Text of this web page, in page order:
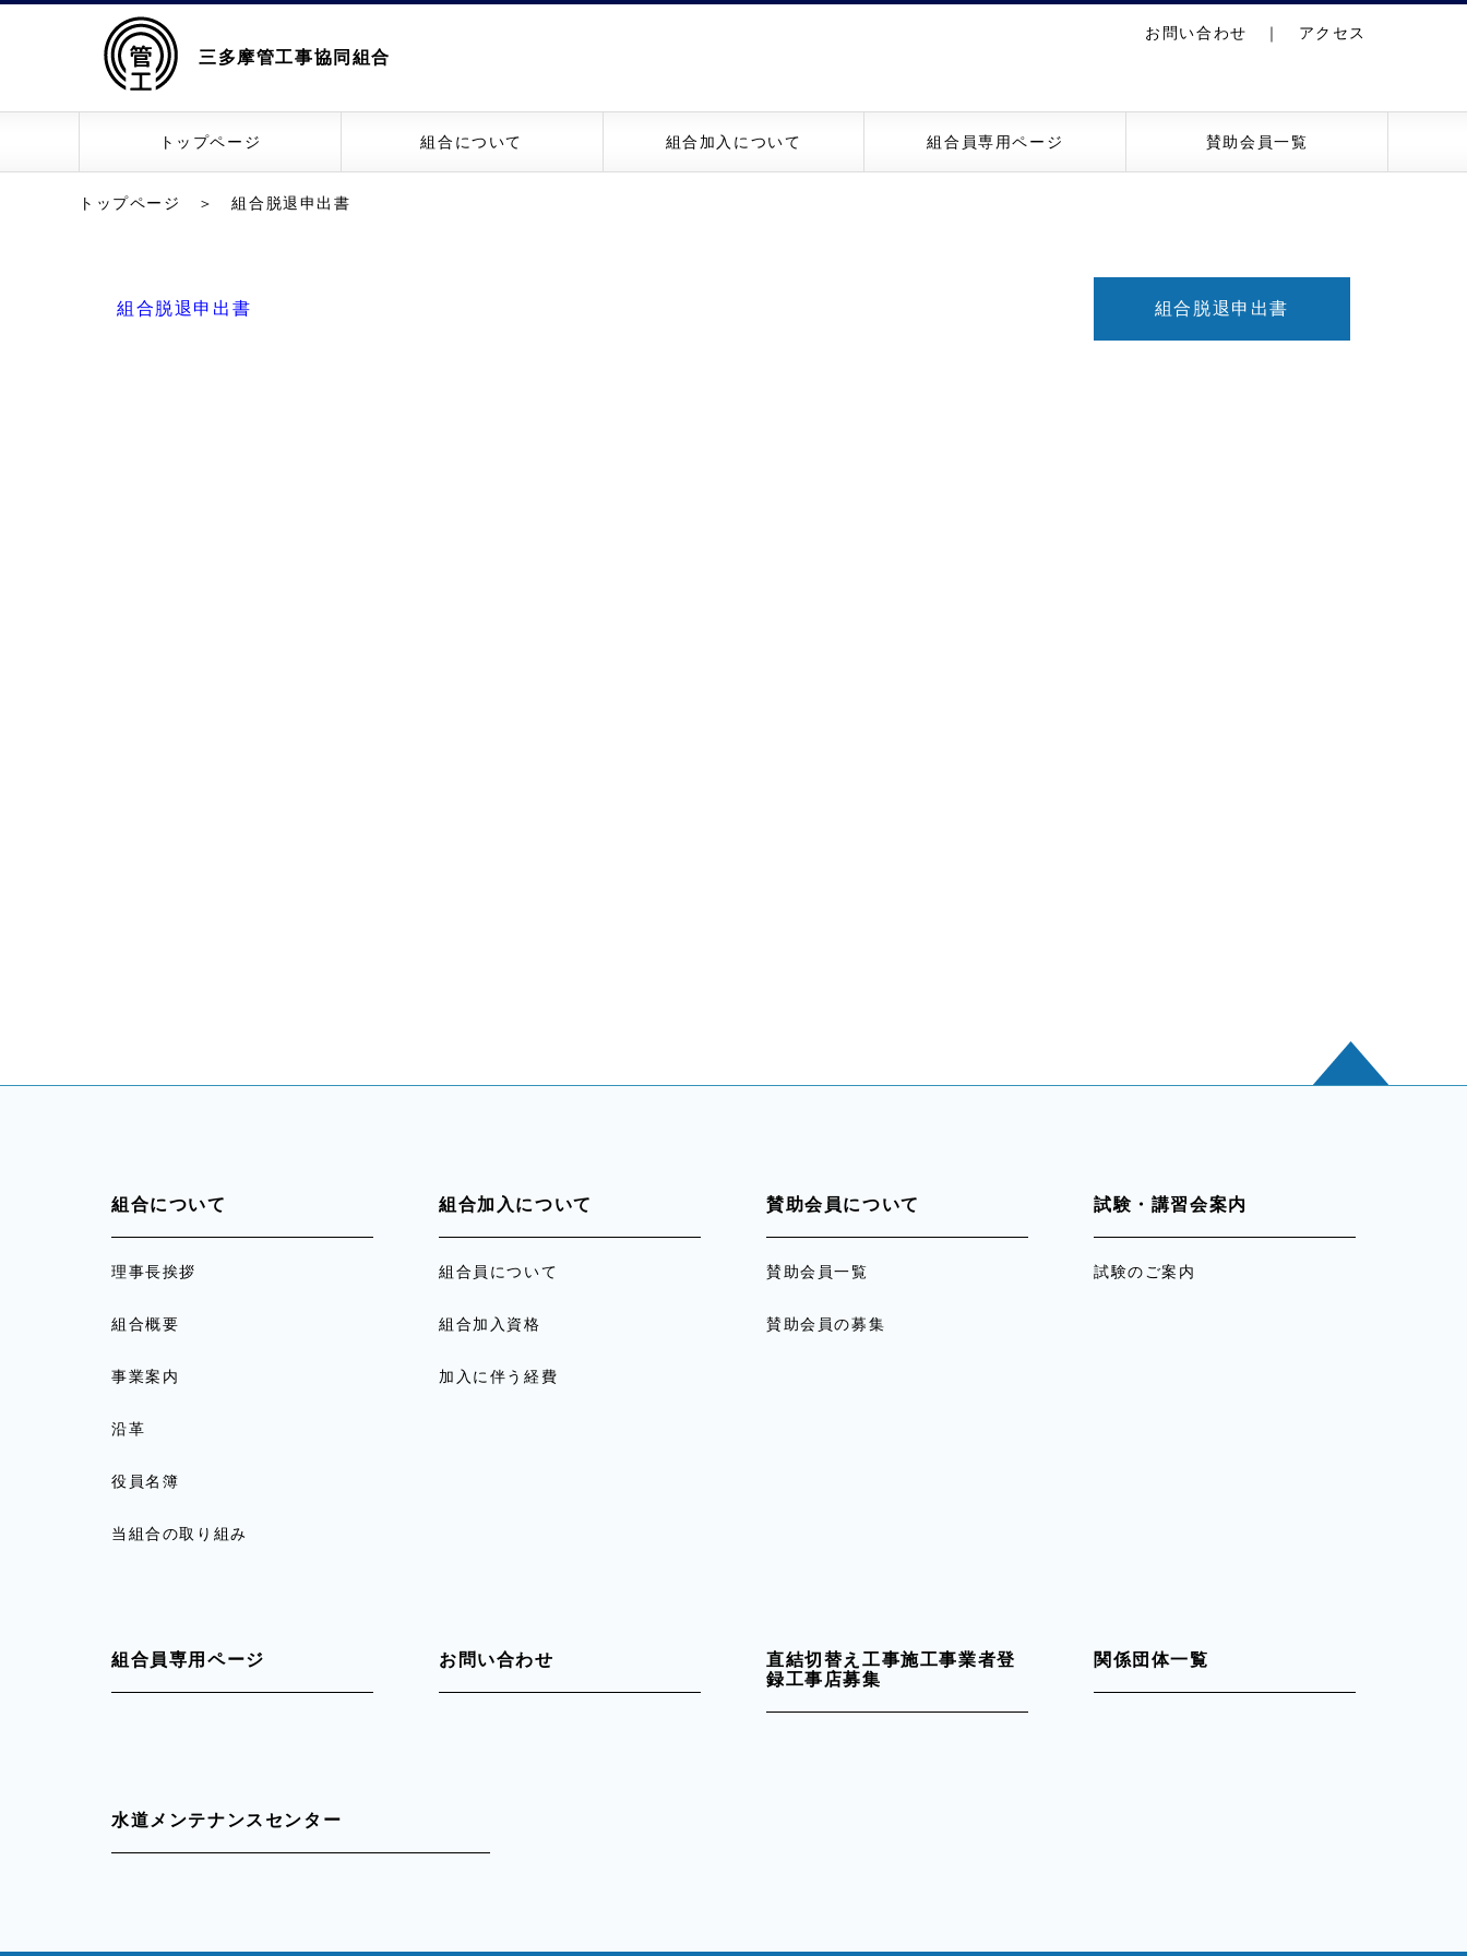
三多摩管工事協同組合
お問い合わせ ｜ アクセス
トップページ 組合について 組合加入について 組合員専用ページ 賛助会員一覧
トップページ ＞ 組合脱退申出書
組合脱退申出書 組合脱退申出書
組合について
理事長挨拶
組合概要
事業案内
沿革
役員名簿
当組合の取り組み
組合加入について
組合員について
組合加入資格
加入に伴う経費
賛助会員について
賛助会員一覧
賛助会員の募集
試験・講習会案内
試験のご案内
組合員専用ページ お問い合わせ
直結切替え工事施工事業者登
録工事店募集
関係団体一覧
水道メンテナンスセンター